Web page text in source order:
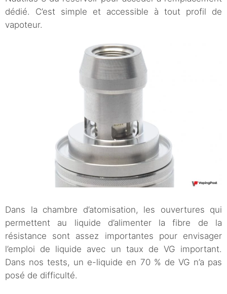
dédié. C’est simple et accessible à tout profil de
vapoteur.
Dans la chambre d’atomisation, les ouvertures qui
permettent au liquide d’alimenter la fibre de la
résistance sont assez importantes pour envisager
l’emploi de liquide avec un taux de VG important.
Dans nos tests, un e-liquide en 70 % de VG n’a pas
posé de difficulté.